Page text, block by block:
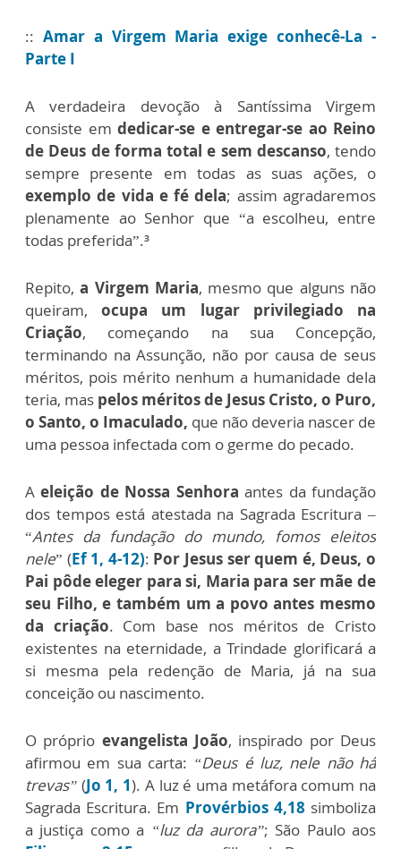
:: Amar a Virgem Maria exige conhecê-La -
Parte I
A verdadeira devoção à Santíssima Virgem
consiste em dedicar-se e entregar-se ao Reino
de Deus de forma total e sem descanso, tendo
sempre presente em todas as suas ações, o
exemplo de vida e fé dela; assim agradaremos
plenamente ao Senhor que “a escolheu, entre
todas preferida”.³
Repito,a Virgem Maria, mesmo que alguns não
queiram,ocupa um lugar privilegiado na
Criação, começando na sua Concepção,
terminando na Assunção, não por causa de seus
méritos, pois mérito nenhum a humanidade dela
teria, mas pelos méritos de Jesus Cristo, o Puro,
o Santo, o Imaculado, que não deveria nascer de
uma pessoa infectada com o germe do pecado.
Aeleição de Nossa Senhora antes da fundação
dos tempos está atestada na Sagrada Escritura –
“Antes da fundação do mundo, fomos eleitos
nele” (Ef 1, 4-12): Por Jesus ser quem é, Deus, o
Pai pôde eleger para si, Maria para ser mãe de
seu Filho, e também um a povo antes mesmo
da criação. Com base nos méritos de Cristo
existentes na eternidade, a Trindade glorificará a
si mesma pela redenção de Maria, já na sua
conceição ou nascimento.
O próprio evangelista João, inspirado por Deus
afirmou em sua carta: “Deus é luz, nele não há
trevas” (Jo 1, 1). A luz é uma metáfora comum na
Sagrada Escritura. Em Provérbios 4,18 simboliza
a justiça como a “luz da aurora”; São Paulo aos